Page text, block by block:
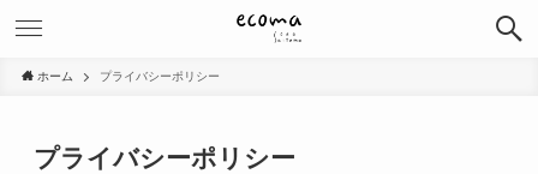
ホーム プライバシーポリシー
プライバシーポリシー